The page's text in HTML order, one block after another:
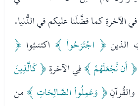
الآخرةِ كما فضَّلَنا عليكم في الدُّنيا.
الذين ﴿ اجْتَرَحُواْ ﴾ اكتسَبُوا ﴿
﴿ أَن نَّجْعَلَهُمْ ﴾فِي الآخرةِ﴿ كَالَّذِينَ
﴿ وَعَمِلُواْ الصَّالِحَاتِ ﴾ من